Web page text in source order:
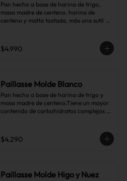
Pan hecho a base de harina de trigo,
masa madre de centeno, harina de
centeno y malta tostada, más una sutil
tostado y frutos secos.
$4.990
Paillasse Molde Blanco
Pan hecho a base de harina de trigo y
masa madre de centeno.Tiene un mayor
contenido de carbohidratos complejos
$4.290
Paillasse Molde Higo y Nuez